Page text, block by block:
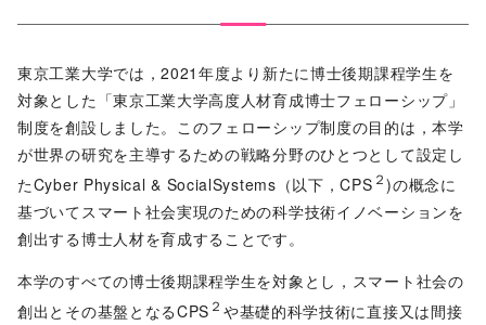
東京⼯業⼤学では，2021年度より新たに博⼠後期課程学⽣を
対象とした「東京⼯業⼤学⾼度⼈材育成博⼠フェローシップ」
制度を創設しました。このフェローシップ制度の⽬的は，本学
が世界の研究を主導するための戦略分野のひとつとして設定し
たCyber Physical & SocialSystems（以下，CPS ２)の概念に
基づいてスマート社会実現のための科学技術イノベーションを
創出する博⼠⼈材を育成することです。
本学のすべての博⼠後期課程学⽣を対象とし，スマート社会の
創出とその基盤となるCPS ２ や基礎的科学技術に直接⼜は間接